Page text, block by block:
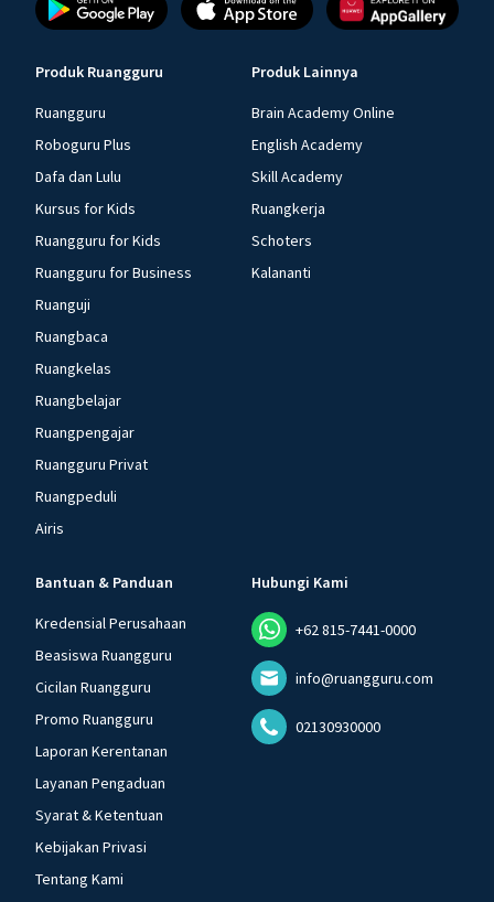
Produk Ruangguru
Ruangguru
Roboguru Plus
Dafa dan Lulu
Kursus for Kids
Ruangguru for Kids
Ruangguru for Business
Ruanguji
Ruangbaca
Ruangkelas
Ruangbelajar
Ruangpengajar
Ruangguru Privat
Ruangpeduli
Airis
Produk Lainnya
Brain Academy Online
English Academy
Skill Academy
Ruangkerja
Schoters
Kalananti
Bantuan & Panduan
Kredensial Perusahaan
Beasiswa Ruangguru
Cicilan Ruangguru
Promo Ruangguru
Laporan Kerentanan
Layanan Pengaduan
Syarat & Ketentuan
Kebijakan Privasi
Tentang Kami
Hubungi Kami
+62 815-7441-0000
info@ruangguru.com
02130930000